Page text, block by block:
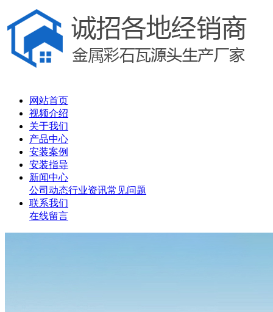
网站首页
视频介绍
关于我们
产品中心
安装案例
安装指导
新闻中心
公司动态行业资讯常见问题
联系我们
在线留言